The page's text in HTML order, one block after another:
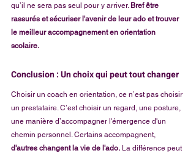
qu’il ne sera pas seul pour y arriver. Bref être
rassurés et sécuriser l'avenir de leur ado et trouver
le meilleur accompagnement en orientation
scolaire.
Conclusion : Un choix qui peut tout changer
Choisir un coach en orientation, ce n’est pas choisir
un prestataire. C’est choisir un regard, une posture,
une manière d’accompagner l'émergence d'un
chemin personnel. Certains accompagnent,
d'autres changent la vie de l'ado. La différence peut